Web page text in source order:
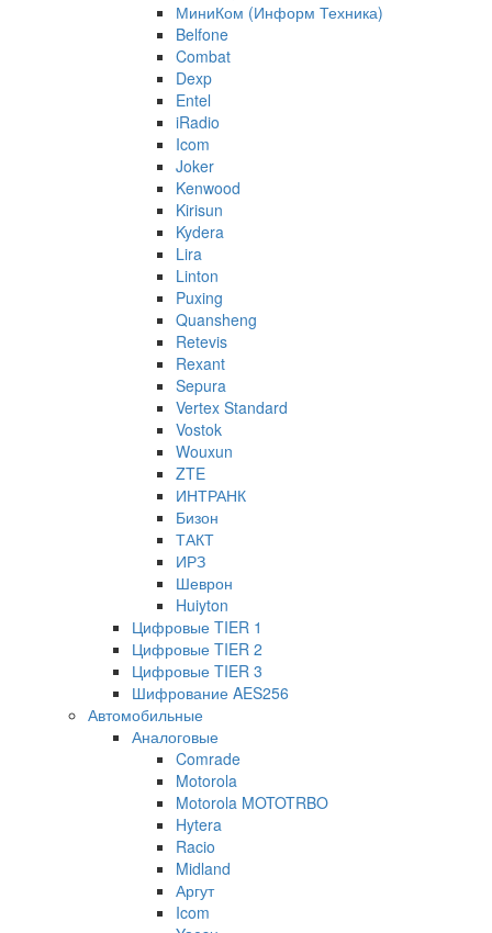
МиниКом (Информ Техника)
Belfone
Combat
Dexp
Entel
iRadio
Icom
Joker
Kenwood
Kirisun
Kydera
Lira
Linton
Puxing
Quansheng
Retevis
Rexant
Sepura
Vertex Standard
Vostok
Wouxun
ZTE
ИНТРАНК
Бизон
ТАКТ
ИРЗ
Шеврон
Huiyton
Цифровые TIER 1
Цифровые TIER 2
Цифровые TIER 3
Шифрование AES256
Автомобильные
Аналоговые
Comrade
Motorola
Motorola MOTOTRBO
Hytera
Racio
Midland
Аргут
Icom